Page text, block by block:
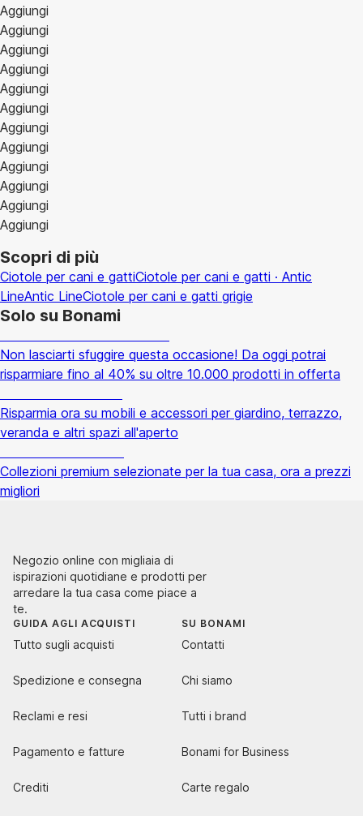
Aggiungi
Aggiungi
Aggiungi
Aggiungi
Aggiungi
Aggiungi
Aggiungi
Aggiungi
Aggiungi
Aggiungi
Aggiungi
Aggiungi
Scopri di più
Ciotole per cani e gattiCiotole per cani e gatti · Antic
LineAntic LineCiotole per cani e gatti grigie
Solo su Bonami
Non lasciarti sfuggire questa occasione! Da oggi potrai
risparmiare fino al 40% su oltre 10.000 prodotti in offerta
Risparmia ora su mobili e accessori per giardino, terrazzo,
veranda e altri spazi all'aperto
Collezioni premium selezionate per la tua casa, ora a prezzi
migliori
Negozio online con migliaia di
ispirazioni quotidiane e prodotti per
arredare la tua casa come piace a
te.
GUIDA AGLI ACQUISTI
Tutto sugli acquisti
Spedizione e consegna
Reclami e resi
Pagamento e fatture
Crediti
SU BONAMI
Contatti
Chi siamo
Tutti i brand
Bonami for Business
Carte regalo